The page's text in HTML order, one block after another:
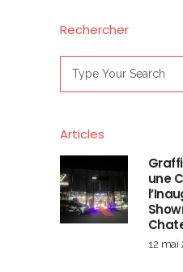
Rechercher
for:
Articles
une
12 mai